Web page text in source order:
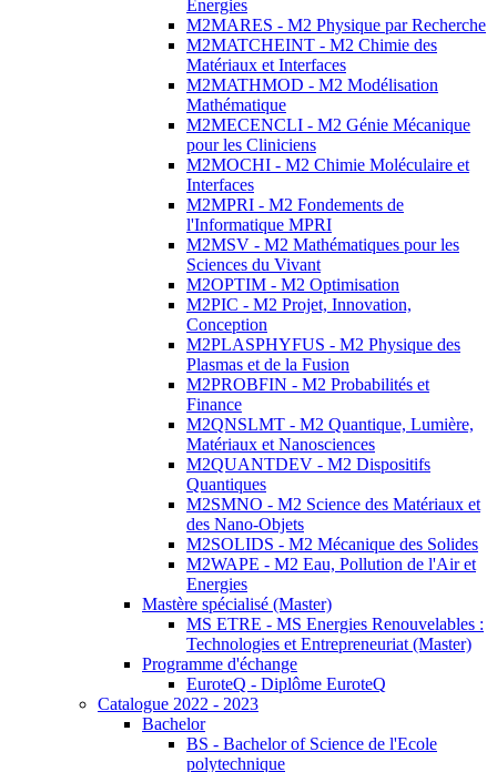
Energies
M2MARES - M2 Physique par Recherche
M2MATCHEINT - M2 Chimie des
Matériaux et Interfaces
M2MATHMOD - M2 Modélisation
Mathématique
M2MECENCLI - M2 Génie Mécanique
pour les Cliniciens
M2MOCHI - M2 Chimie Moléculaire et
Interfaces
M2MPRI - M2 Fondements de
l'Informatique MPRI
M2MSV - M2 Mathématiques pour les
Sciences du Vivant
M2OPTIM - M2 Optimisation
M2PIC - M2 Projet, Innovation,
Conception
M2PLASPHYFUS - M2 Physique des
Plasmas et de la Fusion
M2PROBFIN - M2 Probabilités et
Finance
M2QNSLMT - M2 Quantique, Lumière,
Matériaux et Nanosciences
M2QUANTDEV - M2 Dispositifs
Quantiques
M2SMNO - M2 Science des Matériaux et
des Nano-Objets
M2SOLIDS - M2 Mécanique des Solides
M2WAPE - M2 Eau, Pollution de l'Air et
Energies
Mastère spécialisé (Master)
MS ETRE - MS Energies Renouvelables :
Technologies et Entrepreneuriat (Master)
Programme d'échange
EuroteQ - Diplôme EuroteQ
Catalogue 2022 - 2023
Bachelor
BS - Bachelor of Science de l'Ecole
polytechnique